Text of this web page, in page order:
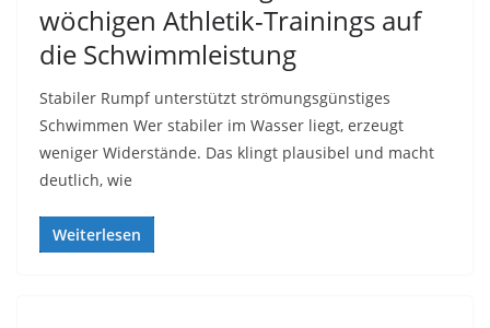
wöchigen Athletik-Trainings auf
die Schwimmleistung
Stabiler Rumpf unterstützt strömungsgünstiges
Schwimmen Wer stabiler im Wasser liegt, erzeugt
weniger Widerstände. Das klingt plausibel und macht
deutlich, wie
Weiterlesen